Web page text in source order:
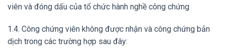
viên và đóng dấu của tổ chức hành nghề công chứng
1.4. Công chứng viên không được nhận và công chứng bản
dịch trong các trường hợp sau đây: